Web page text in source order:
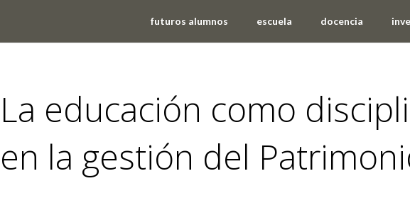
futuros alumnos escuela docencia
La educación como
en la gestión del